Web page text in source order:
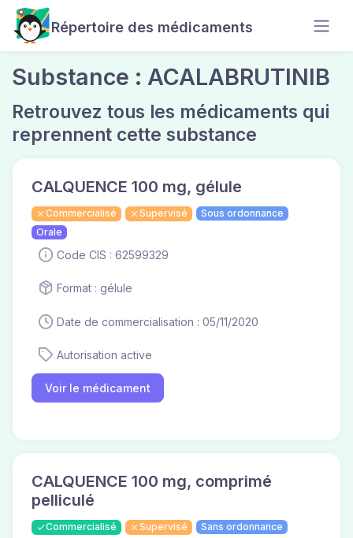
Répertoire des médicaments
Substance : ACALABRUTINIB
Retrouvez tous les médicaments qui
reprennent cette substance
CALQUENCE 100 mg, gélule
Commercialisé Supervisé
Sous ordonnance
Orale
Code CIS : 62599329
Format : gélule
Date de commercialisation : 05/11/2020
Autorisation active
Voir le médicament
CALQUENCE 100 mg, comprimé
pelliculé
Commercialisé Supervisé
Sans ordonnance